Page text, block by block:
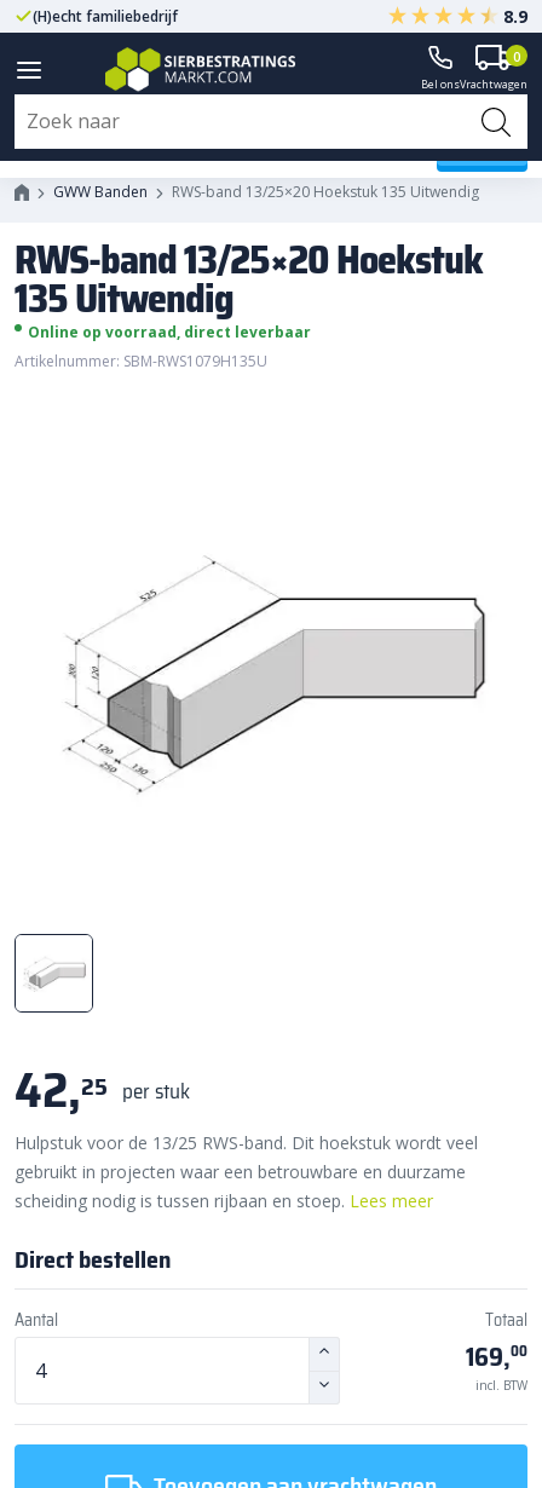
(H)echt familiebedrijf Gegarandeerd A-kwaliteit
8.9
Bel onsVrachtwagen
0
GWW Banden RWS-band 13/25×20 Hoekstuk 135 Uitwendig
RWS-band 13/25×20 Hoekstuk
135 Uitwendig
Online op voorraad, direct leverbaar
Artikelnummer: SBM-RWS1079H135U
42,25 per stuk
Hulpstuk voor de 13/25 RWS-band. Dit hoekstuk wordt veel
gebruikt in projecten waar een betrouwbare en duurzame
scheiding nodig is tussen rijbaan en stoep. Lees meer
Direct bestellen
Aantal Totaal
169,00
incl. BTW
RWS-band 13/25x20 Hoekstuk
135 Uitwendig